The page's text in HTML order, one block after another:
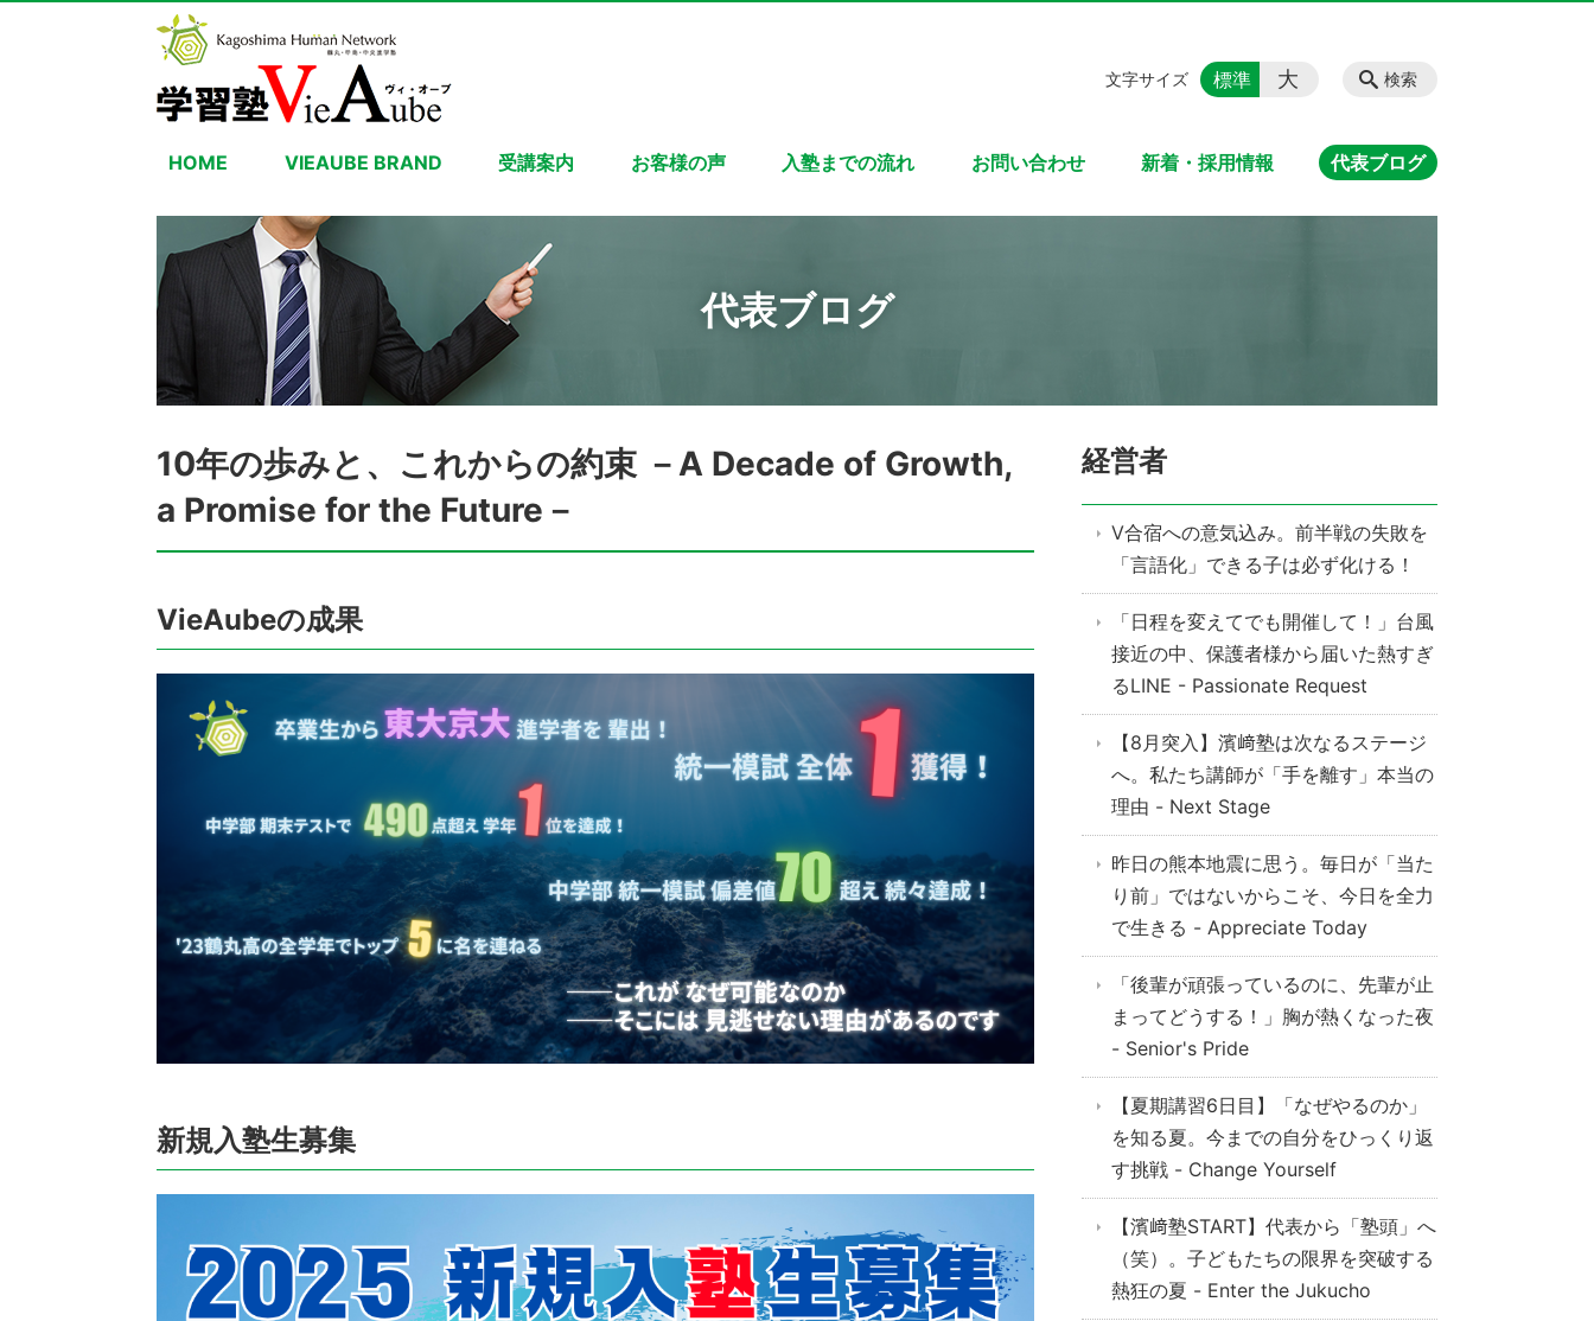
HOME VIEAUBE BRAND 受講案内 お客様の声 入塾までの流れ お問い合わせ 新着・採用情報 代表ブログ
検索
文字サイズ 標準 大
代表ブログ
10年の歩みと、これからの約束 －A Decade of Growth,
a Promise for the Future－
VieAubeの成果
新規入塾生募集
経営者
V合宿への意気込み。前半戦の失敗を
「言語化」できる子は必ず化ける！
「日程を変えてでも開催して！」台風
接近の中、保護者様から届いた熱すぎ
るLINE - Passionate Request
【8月突入】濱﨑塾は次なるステージ
へ。私たち講師が「手を離す」本当の
理由 - Next Stage
昨日の熊本地震に思う。毎日が「当た
り前」ではないからこそ、今日を全力
で生きる - Appreciate Today
「後輩が頑張っているのに、先輩が止
まってどうする！」胸が熱くなった夜
- Senior's Pride
【夏期講習6日目】「なぜやるのか」
を知る夏。今までの自分をひっくり返
す挑戦 - Change Yourself
【濱﨑塾START】代表から「塾頭」へ
（笑）。子どもたちの限界を突破する
熱狂の夏 - Enter the Jukucho